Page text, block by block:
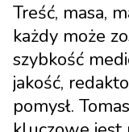
Treść, masa,
każdy może
szybkość
jakość,
pomysł.